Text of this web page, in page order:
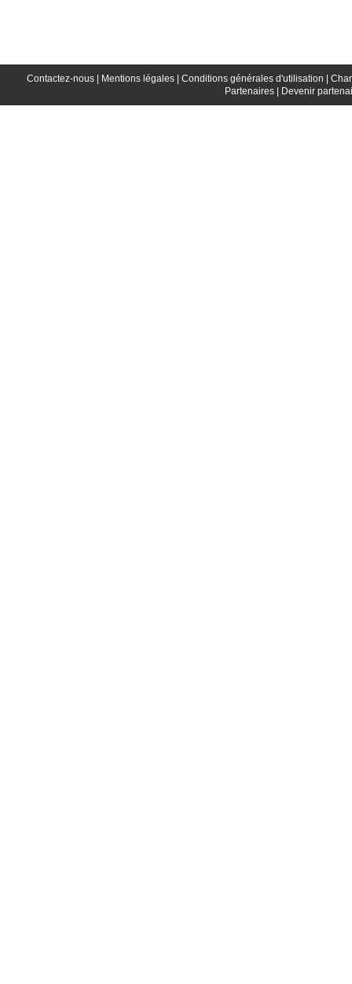
Contactez-nous | Mentions légales | Conditions générales d'utilisation |
Partenaires |
Devenir